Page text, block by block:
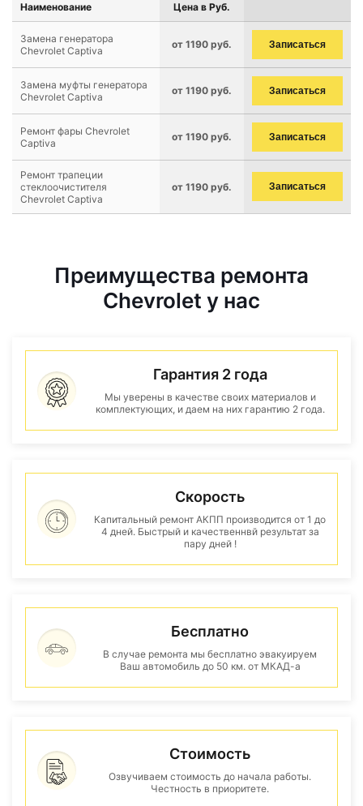
Наименование Цена в Руб.
Замена генератора
Chevrolet Captiva
от 1190 руб. Записаться
Замена муфты генератора
Chevrolet Captiva
от 1190 руб. Записаться
Ремонт фары Chevrolet
Captiva
от 1190 руб. Записаться
Ремонт трапеции
стеклоочистителя
Chevrolet Captiva
от 1190 руб. Записаться
Преимущества ремонта
Chevrolet у нас
Гарантия 2 года
Мы уверены в качестве своих материалов и
комплектующих, и даем на них гарантию 2 года.
Скорость
Капитальный ремонт АКПП производится от 1 до
4 дней. Быстрый и качественнвй результат за
пару дней !
Бесплатно
В случае ремонта мы бесплатно эвакуируем
Ваш автомобиль до 50 км. от МКАД-а
Стоимость
Озвучиваем стоимость до начала работы.
Честность в приоритете.